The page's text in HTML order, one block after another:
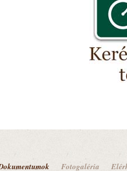
Fotogaléria